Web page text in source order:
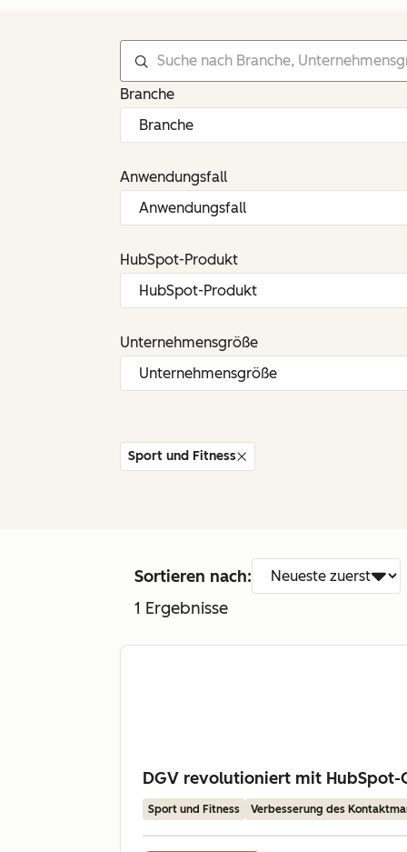
Branche
Anwendungsfall
HubSpot-Produkt
Unternehmensgröße
Sport und Fitness
Sortieren nach:
1 Ergebnisse
DGV revolutioniert mit HubSpot-
Sport und Fitness Verbesserung des